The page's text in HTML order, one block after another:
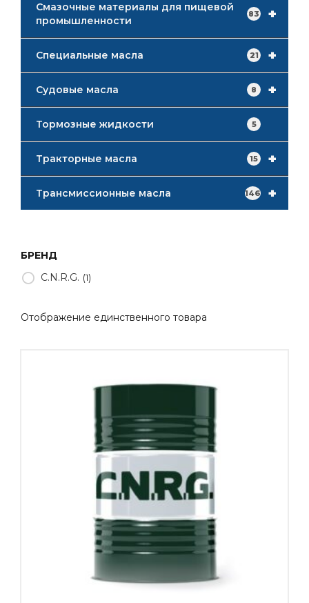
+
Смазочные материалы для пищевой
промышленности
83
+
Специальные масла 21
+
Судовые масла 8
Тормозные жидкости 5
+
Тракторные масла 15
+
Трансмиссионные масла 146
БРЕНД
C.N.R.G.
1
Отображение единственного товара